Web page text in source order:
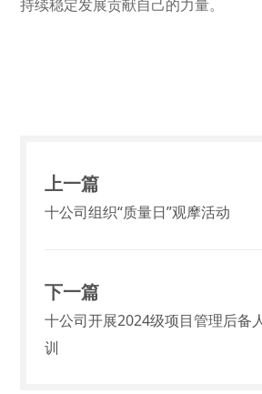
持续稳定发展贡献自己的力量。
上一篇
十公司组织“质量日”观摩活动
下一篇
十公司开展2024级项目管理后备
训